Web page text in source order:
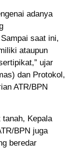
adanya
saat ini,
ataupun
ujar
dan Protokol,
ATR/BPN
Kepala
BPN juga
beredar